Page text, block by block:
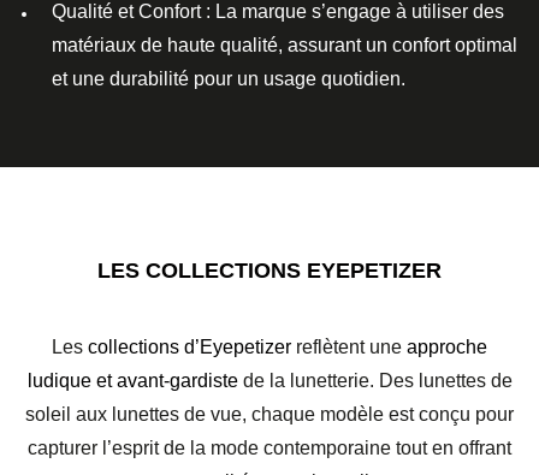
Qualité et Confort: La marque s’engage à utiliser des
matériaux de haute qualité, assurant un confort optimal
et une durabilité pour un usage quotidien.
LES COLLECTIONS EYEPETIZER
Les collections d’Eyepetizer reflètent une approche
ludique et avant-gardistede la lunetterie. Des lunettes de
soleil aux lunettes de vue, chaque modèle est conçu pour
capturer l’esprit de la mode contemporaine tout en offrant